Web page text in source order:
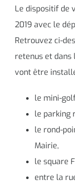
Le dispositif de
2019 avec le
Retrouvez ci-
retenus et dans
vont être
le mini-
le parking
le rond-
Mairie,
le square
entre la